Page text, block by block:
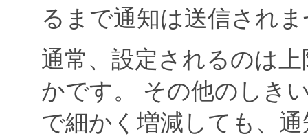
るまで通知は送信され
通常、設定されるのは
かです。
その他のしき
で細かく増減しても、